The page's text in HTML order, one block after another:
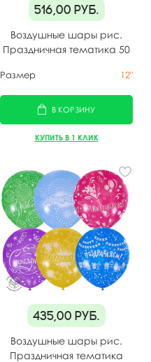
516,00 руб.
Воздушные шары рис.
Праздничная тематика 50
Размер 12"
В КОРЗИНУ
КУПИТЬ В 1 КЛИК
435,00 руб.
Воздушные шары рис.
Праздничная тематика